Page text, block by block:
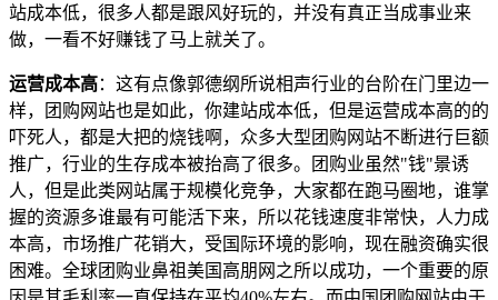
站成本低，很多人都是跟风好玩的，并没有真正当成事业来
做，一看不好赚钱了马上就关了。
运营成本高：这有点像郭德纲所说相声行业的台阶在门里边一
样，团购网站也是如此，你建站成本低，但是运营成本高的的
吓死人，都是大把的烧钱啊，众多大型团购网站不断进行巨额
推广，行业的生存成本被抬高了很多。团购业虽然"钱"景诱
人，但是此类网站属于规模化竞争，大家都在跑马圈地，谁掌
握的资源多谁最有可能活下来，所以花钱速度非常快，人力成
本高，市场推广花销大，受国际环境的影响，现在融资确实很
困难。全球团购业鼻祖美国高朋网之所以成功，一个重要的原